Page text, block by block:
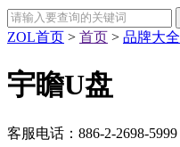
ZOL首页 > 首页 > 品牌大全
宇瞻U盘
客服电话： 886-2-2698-5999